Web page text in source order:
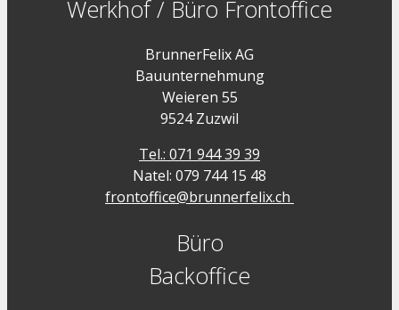
Werkhof / Büro Frontoffice
BrunnerFelix AG
Bauunternehmung
Weieren 55
9524 Zuzwil
Tel.: 071 944 39 39
Natel: 079 744 15 48
frontoffice@brunnerfelix.ch
Büro
Backoffice